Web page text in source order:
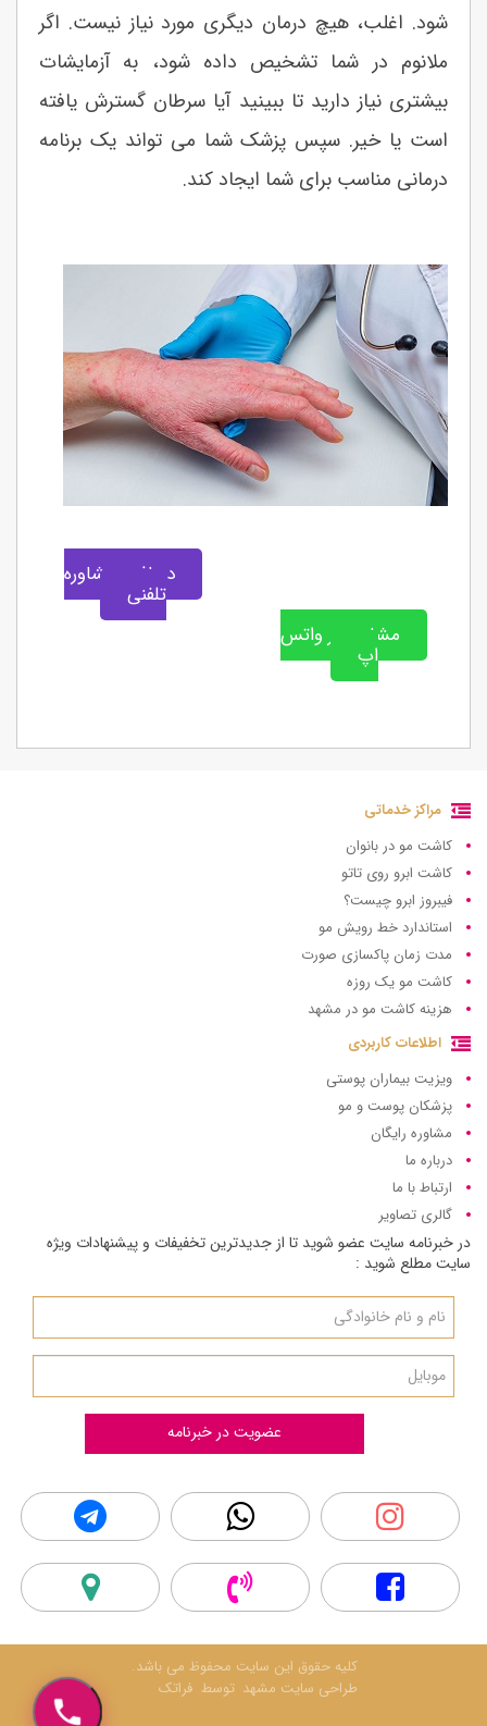
شود. اغلب، هیچ درمان دیگری مورد نیاز نیست. اگر
ملانوم در شما تشخیص داده شود، به آزمایشات
بیشتری نیاز دارید تا ببینید آیا سرطان گسترش یافته
است یا خیر. سپس پزشک شما می تواند یک برنامه
درمانی مناسب برای شما ایجاد کند.
دریافت مشاوره
تلفنی
مشاوره در واتس
اپ
مراکز خدماتی
کاشت مو در بانوان
کاشت ابرو روی تاتو
فیبروز ابرو چیست؟
استاندارد خط رویش مو
مدت زمان پاکسازی صورت
کاشت مو یک روزه
هزینه کاشت مو در مشهد
اطلاعات کاربردی
ویزیت بیماران پوستی
پزشکان پوست و مو
مشاوره رایگان
درباره ما
ارتباط با ما
گالری تصاویر
در خبرنامه سایت عضو شوید تا از جدیدترین تخفیفات و پیشنهادات ویژه
سایت مطلع شوید :
عضویت در خبرنامه
کلیه حقوق این سایت محفوظ می باشد.
طراحی سایت مشهد توسط فراتک